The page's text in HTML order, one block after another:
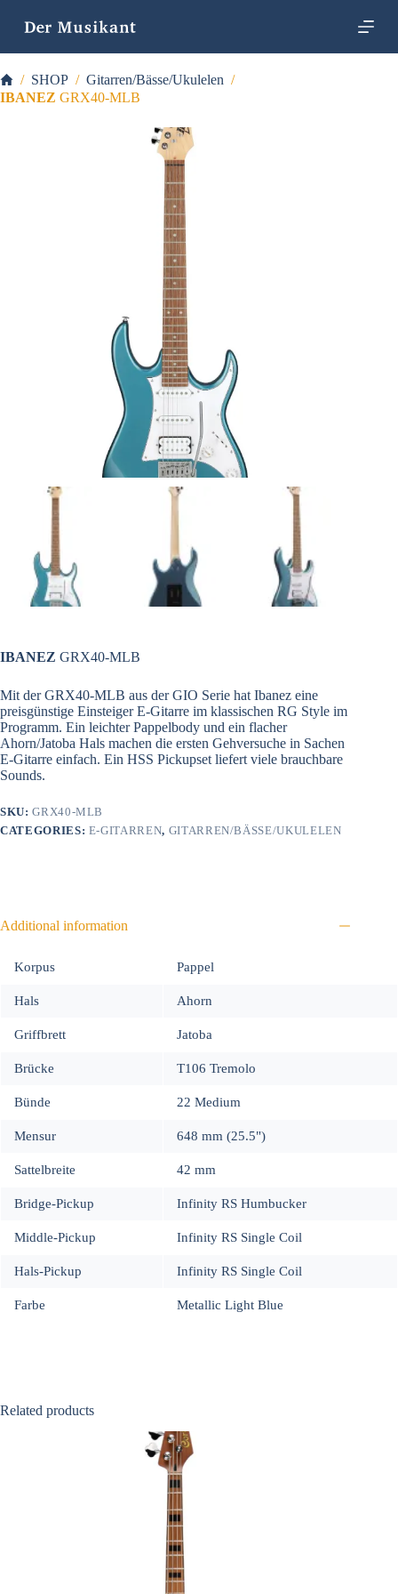
u
n
h
Startseite
/ SHOP / Gitarren/Bässe/Ukulelen /
IBANEZ GRX40-MLB
IBANEZ GRX40-MLB
Mit der GRX40-MLB aus der GIO Serie hat Ibanez eine
preisgünstige Einsteiger E-Gitarre im klassischen RG Style im
Programm. Ein leichter Pappelbody und ein flacher
Ahorn/Jatoba Hals machen die ersten Gehversuche in Sachen
E-Gitarre einfach. Ein HSS Pickupset liefert viele brauchbare
Sounds.
SKU:GRX40-MLB
CATEGORIES: E-GITARREN, GITARREN/BÄSSE/UKULELEN
Additional information
Korpus Pappel
Hals Ahorn
Griffbrett Jatoba
Brücke T106 Tremolo
Bünde 22 Medium
Mensur 648 mm (25.5")
Sattelbreite 42 mm
Bridge-Pickup Infinity RS Humbucker
Middle-Pickup Infinity RS Single Coil
Hals-Pickup Infinity RS Single Coil
Farbe Metallic Light Blue
Related products